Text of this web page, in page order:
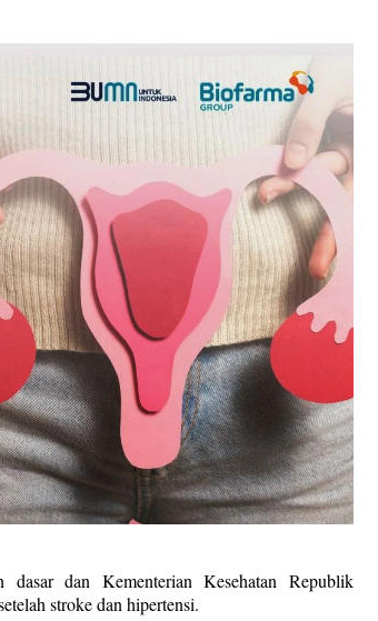
dan Kementerian Kesehatan Republik
stroke dan hipertensi.